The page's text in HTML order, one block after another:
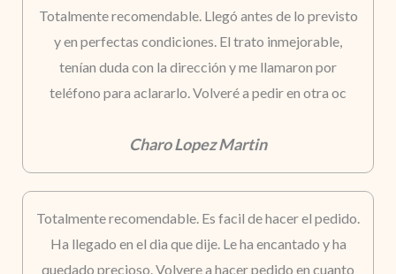
Totalmente recomendable. Llegó antes de lo previsto
y en perfectas condiciones. El trato inmejorable,
tenían duda con la dirección y me llamaron por
teléfono para aclararlo. Volveré a pedir en otra oc
Charo Lopez Martin
Totalmente recomendable. Es facil de hacer el pedido.
Ha llegado en el dia que dije. Le ha encantado y ha
quedado precioso. Volvere a hacer pedido en cuanto